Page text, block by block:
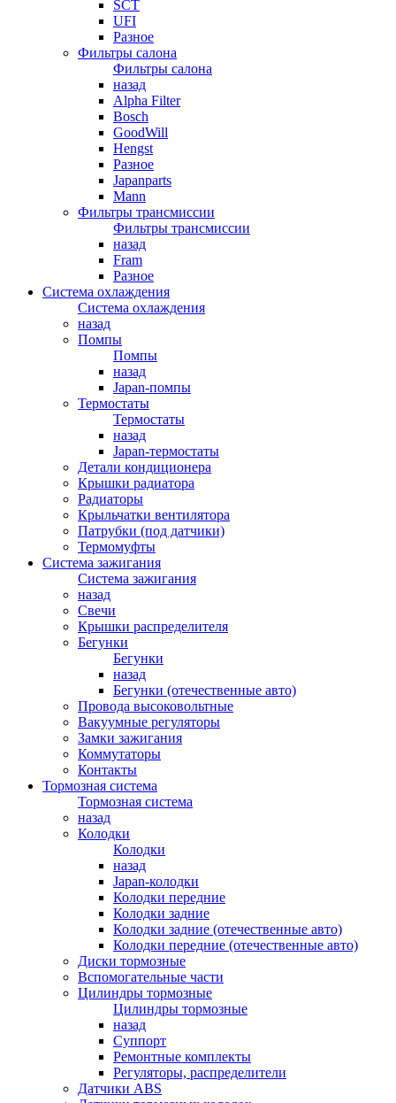
SCT
UFI
Разное
Фильтры салона
Фильтры салона
назад
Alpha Filter
Bosch
GoodWill
Hengst
Разное
Japanparts
Mann
Фильтры трансмиссии
Фильтры трансмиссии
назад
Fram
Разное
Система охлаждения
Система охлаждения
назад
Помпы
Помпы
назад
Japan-помпы
Термостаты
Термостаты
назад
Japan-термостаты
Детали кондиционера
Крышки радиатора
Радиаторы
Крыльчатки вентилятора
Патрубки (под датчики)
Термомуфты
Система зажигания
Система зажигания
назад
Свечи
Крышки распределителя
Бегунки
Бегунки
назад
Бегунки (отечественные авто)
Провода высоковольтные
Вакуумные регуляторы
Замки зажигания
Коммутаторы
Контакты
Тормозная система
Тормозная система
назад
Колодки
Колодки
назад
Japan-колодки
Колодки передние
Колодки задние
Колодки задние (отечественные авто)
Колодки передние (отечественные авто)
Диски тормозные
Вспомогательные части
Цилиндры тормозные
Цилиндры тормозные
назад
Суппорт
Ремонтные комплекты
Регуляторы, распределители
Датчики ABS